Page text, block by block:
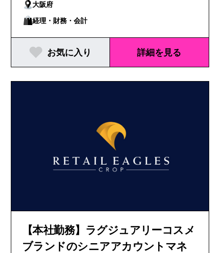
大阪府
経理・財務・会計
お気に入り 詳細を見る
【本社勤務】ラグジュアリーコスメ
ブランドのシニアアカウントマネ